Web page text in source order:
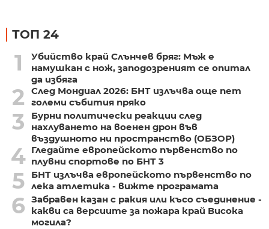
ТОП 24
1
Убийство край Слънчев бряг: Мъж е
намушкан с нож, заподозреният се опитал
да избяга
2
След Мондиал 2026: БНТ излъчва още пет
големи събития пряко
3
Бурни политически реакции след
нахлуването на военен дрон във
въздушното ни пространство (ОБЗОР)
4 Гледайте европейското първенство по
плувни спортове по БНТ 3
5
БНТ излъчва европейското първенство по
лека атлетика - вижте програмата
6 Забравен казан с ракия или късо съединение -
какви са версиите за пожара край Висока
могила?